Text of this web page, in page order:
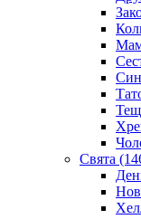
Син
Свята